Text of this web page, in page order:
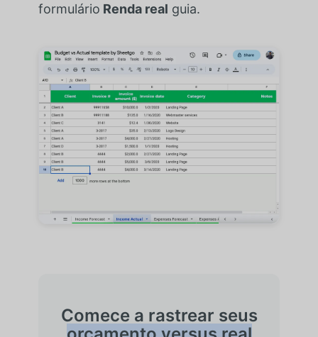
formulário Renda real guia.
Comece a rastrear seus